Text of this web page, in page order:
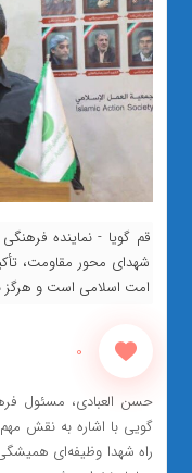
قم گویا - نماینده فرهنگی
شهدای محور مقاومت،
امت اسلامی است و هرگز
0
حسن العبادی، مسئول
گویی با اشاره به نقش
راه شهدا وظیفه‌ای